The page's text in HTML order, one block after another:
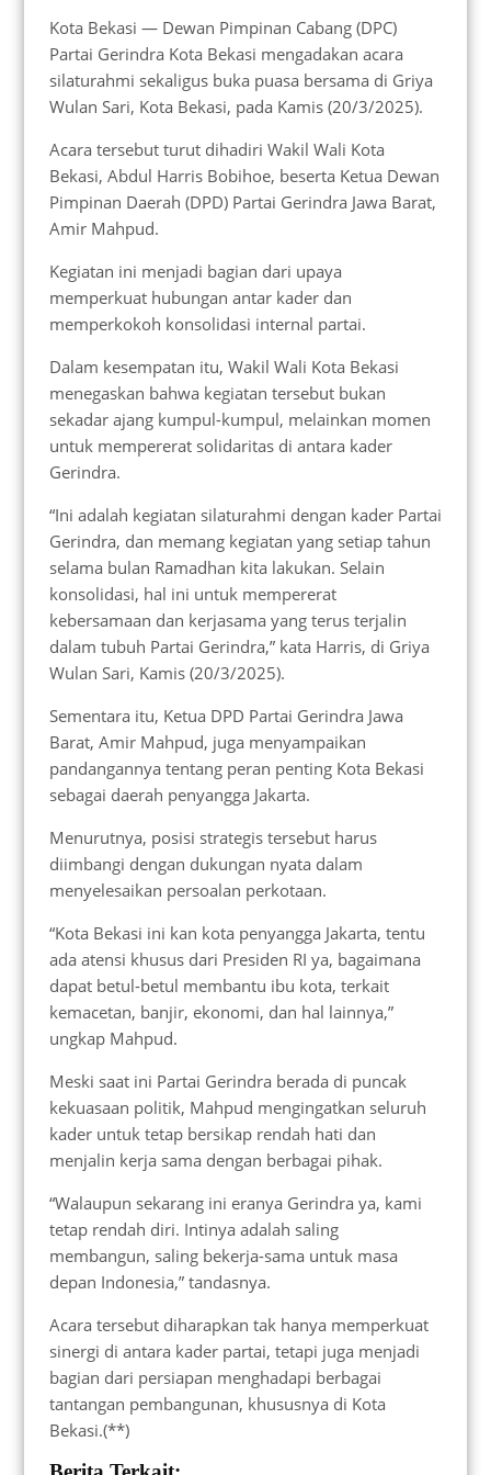
Kota Bekasi — Dewan Pimpinan Cabang (DPC)
Partai Gerindra Kota Bekasi mengadakan acara
silaturahmi sekaligus buka puasa bersama di Griya
Wulan Sari, Kota Bekasi, pada Kamis (20/3/2025).
Acara tersebut turut dihadiri Wakil Wali Kota
Bekasi, Abdul Harris Bobihoe, beserta Ketua Dewan
Pimpinan Daerah (DPD) Partai Gerindra Jawa Barat,
Amir Mahpud.
Kegiatan ini menjadi bagian dari upaya
memperkuat hubungan antar kader dan
memperkokoh konsolidasi internal partai.
Dalam kesempatan itu, Wakil Wali Kota Bekasi
menegaskan bahwa kegiatan tersebut bukan
sekadar ajang kumpul-kumpul, melainkan momen
untuk mempererat solidaritas di antara kader
Gerindra.
“Ini adalah kegiatan silaturahmi dengan kader Partai
Gerindra, dan memang kegiatan yang setiap tahun
selama bulan Ramadhan kita lakukan. Selain
konsolidasi, hal ini untuk mempererat
kebersamaan dan kerjasama yang terus terjalin
dalam tubuh Partai Gerindra,” kata Harris, di Griya
Wulan Sari, Kamis (20/3/2025).
Sementara itu, Ketua DPD Partai Gerindra Jawa
Barat, Amir Mahpud, juga menyampaikan
pandangannya tentang peran penting Kota Bekasi
sebagai daerah penyangga Jakarta.
Menurutnya, posisi strategis tersebut harus
diimbangi dengan dukungan nyata dalam
menyelesaikan persoalan perkotaan.
“Kota Bekasi ini kan kota penyangga Jakarta, tentu
ada atensi khusus dari Presiden RI ya, bagaimana
dapat betul-betul membantu ibu kota, terkait
kemacetan, banjir, ekonomi, dan hal lainnya,”
ungkap Mahpud.
Meski saat ini Partai Gerindra berada di puncak
kekuasaan politik, Mahpud mengingatkan seluruh
kader untuk tetap bersikap rendah hati dan
menjalin kerja sama dengan berbagai pihak.
“Walaupun sekarang ini eranya Gerindra ya, kami
tetap rendah diri. Intinya adalah saling
membangun, saling bekerja-sama untuk masa
depan Indonesia,” tandasnya.
Acara tersebut diharapkan tak hanya memperkuat
sinergi di antara kader partai, tetapi juga menjadi
bagian dari persiapan menghadapi berbagai
tantangan pembangunan, khususnya di Kota
Bekasi.(**)